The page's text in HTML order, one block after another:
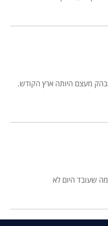
מעצם היותה ארץ הקודש.
שעובד היום לא